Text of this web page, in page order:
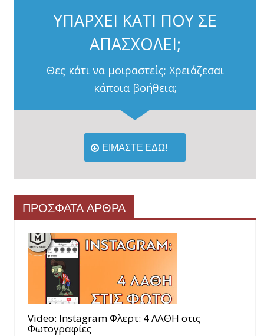
ΥΠΑΡΧΕΙ ΚΑΤΙ ΠΟΥ ΣΕ
ΑΠΑΣΧΟΛΕΙ;
Θες κάτι να μοιραστείς; Χρειάζεσαι
κάποια βοήθεια;
ΕΙΜΑΣΤΕ ΕΔΩ!
ΠΡΟΣΦΑΤΑ ΑΡΘΡΑ
Video: Instagram Φλερτ: 4 ΛΑΘΗ στις
Φωτογραφίες